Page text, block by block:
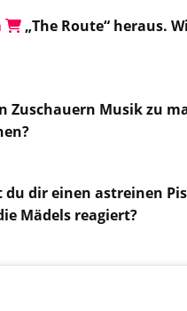
„The Route“ heraus.
Zuschauern Musik zu
du dir einen astreinen
Mädels reagiert?